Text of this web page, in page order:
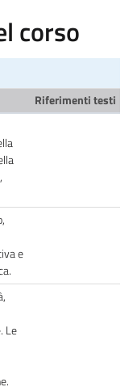
corso
Riferimenti testi
e
Le